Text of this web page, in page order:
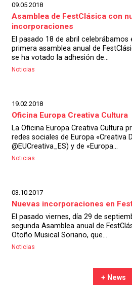
09.05.2018
Asamblea de FestClásica con
incorporaciones
El pasado 18 de abril celebrábamos
primera asamblea anual de
se ha votado la adhesión de...
Noticias
19.02.2018
Oficina Europa Creativa Cultura
La Oficina Europa Creativa Cultura
redes sociales de Europa «Creativa
@EUCreativa_ES) y de «Europa...
Noticias
03.10.2017
Nuevas incorporaciones en
El pasado viernes, día 29 de
segunda Asamblea anual de
Otoño Musical Soriano, que...
Noticias
+ News